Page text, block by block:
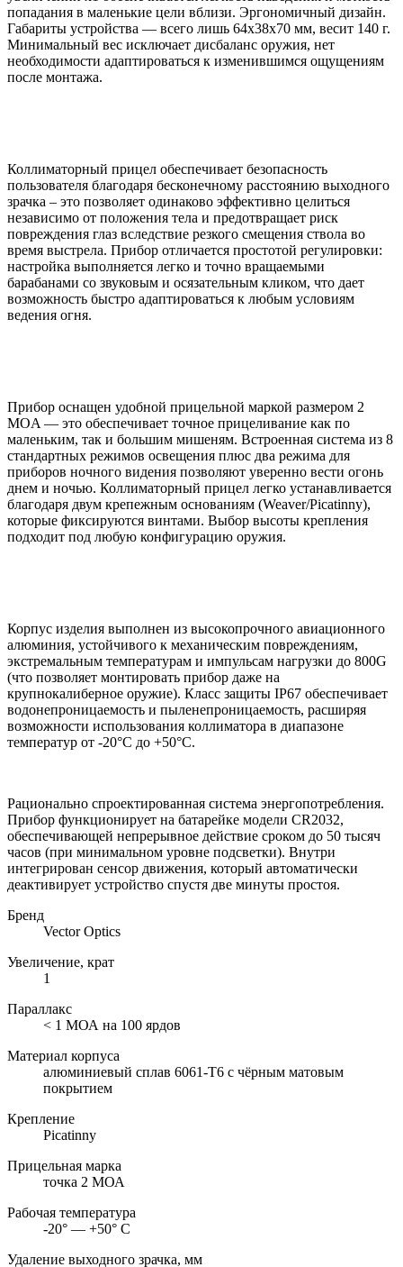
попадания в маленькие цели вблизи. Эргономичный дизайн.
Габариты устройства — всего лишь 64x38x70 мм, весит 140 г.
Минимальный вес исключает дисбаланс оружия, нет
необходимости адаптироваться к изменившимся ощущениям
после монтажа.
Коллиматорный прицел обеспечивает безопасность
пользователя благодаря бесконечному расстоянию выходного
зрачка – это позволяет одинаково эффективно целиться
независимо от положения тела и предотвращает риск
повреждения глаз вследствие резкого смещения ствола во
время выстрела. Прибор отличается простотой регулировки:
настройка выполняется легко и точно вращаемыми
барабанами со звуковым и осязательным кликом, что дает
возможность быстро адаптироваться к любым условиям
ведения огня.
Прибор оснащен удобной прицельной маркой размером 2
MOA — это обеспечивает точное прицеливание как по
маленьким, так и большим мишеням. Встроенная система из 8
стандартных режимов освещения плюс два режима для
приборов ночного видения позволяют уверенно вести огонь
днем и ночью. Коллиматорный прицел легко устанавливается
благодаря двум крепежным основаниям (Weaver/Picatinny),
которые фиксируются винтами. Выбор высоты крепления
подходит под любую конфигурацию оружия.
Корпус изделия выполнен из высокопрочного авиационного
алюминия, устойчивого к механическим повреждениям,
экстремальным температурам и импульсам нагрузки до 800G
(что позволяет монтировать прибор даже на
крупнокалиберное оружие). Класс защиты IP67 обеспечивает
водонепроницаемость и пыленепроницаемость, расширяя
возможности использования коллиматора в диапазоне
температур от -20°C до +50°C.
Рационально спроектированная система энергопотребления.
Прибор функционирует на батарейке модели CR2032,
обеспечивающей непрерывное действие сроком до 50 тысяч
часов (при минимальном уровне подсветки). Внутри
интегрирован сенсор движения, который автоматически
деактивирует устройство спустя две минуты простоя.
Бренд
Vector Optics
Увеличение, крат
1
Параллакс
< 1 МОА на 100 ярдов
Материал корпуса
алюминиевый сплав 6061-T6 с чёрным матовым
покрытием
Крепление
Picatinny
Прицельная марка
точка 2 МОА
Рабочая температура
-20° — +50° C
Удаление выходного зрачка, мм